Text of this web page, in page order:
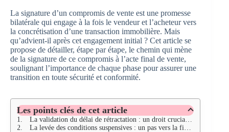
La signature d’un compromis de vente est une promesse
bilatérale qui engage à la fois le vendeur et l’acheteur vers
la concrétisation d’une transaction immobilière. Mais
qu’advient-il après cet engagement initial ? Cet article se
propose de détailler, étape par étape, le chemin qui mène
de la signature de ce compromis à l’acte final de vente,
soulignant l’importance de chaque phase pour assurer une
transition en toute sécurité et conformité.
Les points clés de cet article
La validation du délai de rétractation : un droit crucial pour l'acquéreur
La levée des conditions suspensives : un pas vers la finalisation